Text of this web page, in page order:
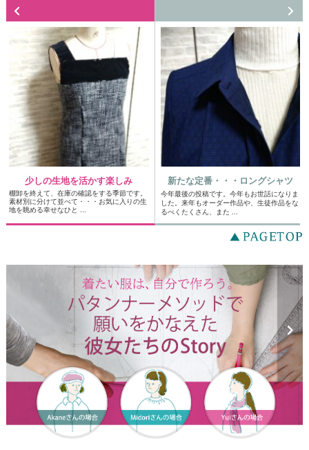
少しの生地を活かす楽しみ
棚卸を終えて、在庫の確認をする季節です。
素材別に分けて並べて・・・お気に入りの生
地を眺める幸せなひと ...
新たな定番・・・ロングシャツ
今年最後の投稿です。今年もお世話になりま
した。来年もオーダー作品や、生徒作品をな
るべくたくさん、また ...